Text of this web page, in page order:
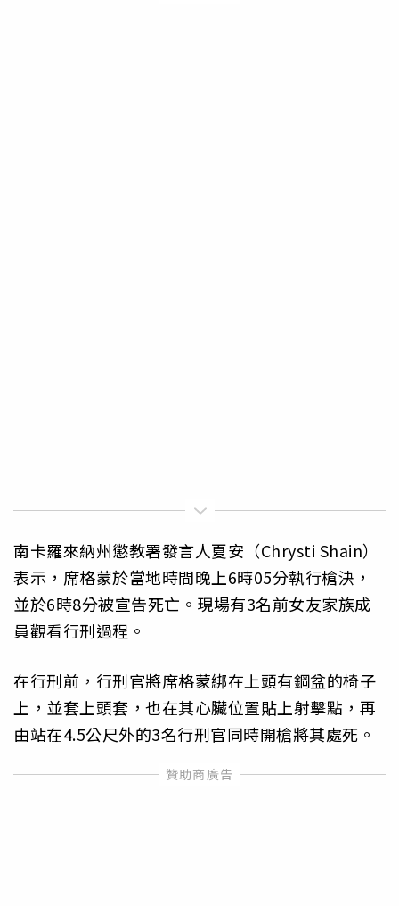
南卡羅來納州懲教署發言人夏安（Chrysti Shain）
表示，席格蒙於當地時間晚上6時05分執行槍決，
並於6時8分被宣告死亡。現場有3名前女友家族成
員觀看行刑過程。
在行刑前，行刑官將席格蒙綁在上頭有鋼盆的椅子
上，並套上頭套，也在其心臟位置貼上射擊點，再
由站在4.5公尺外的3名行刑官同時開槍將其處死。